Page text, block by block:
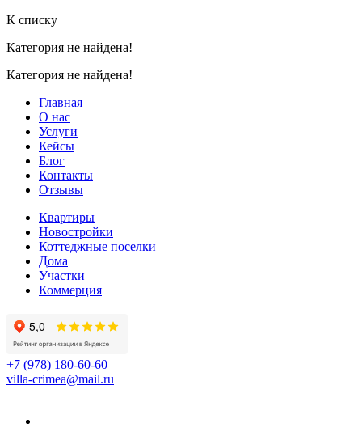
К списку
Категория не найдена!
Категория не найдена!
Главная
О нас
Услуги
Кейсы
Блог
Контакты
Отзывы
Квартиры
Новостройки
Коттеджные поселки
Дома
Участки
Коммерция
+7 (978) 180-60-60
villa-crimea@mail.ru